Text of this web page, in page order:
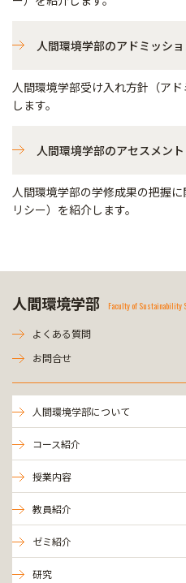
人間環境学部のアドミッシ
人間環境学部受け入れ方針（ア
します。
人間環境学部のアセスメン
人間環境学部の学修成果の把握
リシー）を紹介します。
人間環境学部 Faculty of Sustainability
よくある質問
お問合せ
人間環境学部について
コース紹介
授業内容
教員紹介
ゼミ紹介
研究